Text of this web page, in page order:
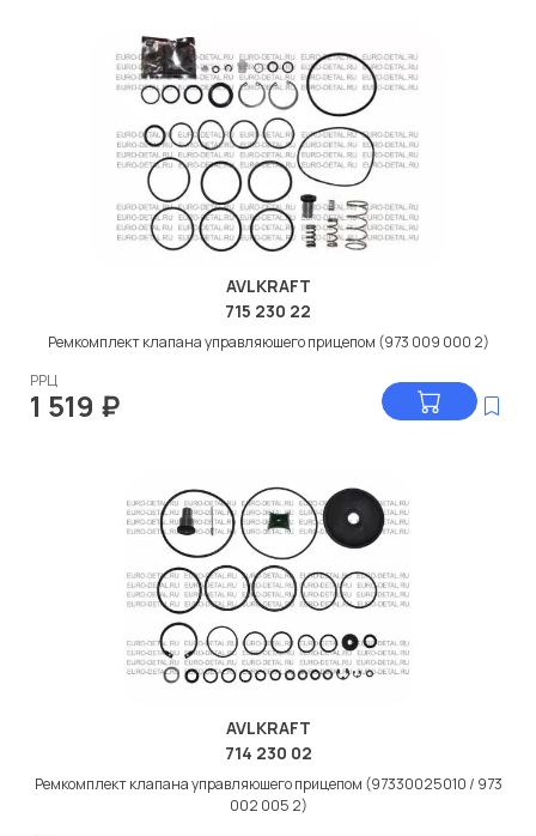
AVLKRAFT
715 230 22
Ремкомплект клапана управляюшего прицепом (973 009 000 2)
РРЦ
1 519 ₽
AVLKRAFT
714 230 02
Ремкомплект клапана управляюшего прицепом (97330025010 / 973
002 005 2)